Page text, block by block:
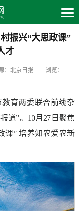
振兴“大思政课”
才
：北京日报
浏览：
教育两委联合前线杂
道”。10月27日聚焦
” 培养知农爱农新